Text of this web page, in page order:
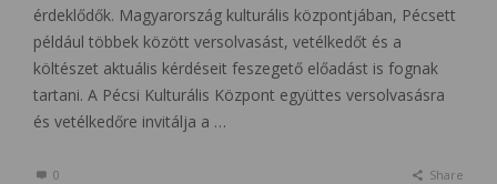
érdeklődők. Magyarország kulturális központjában, Pécsett
például többek között versolvasást, vetélkedőt és a
költészet aktuális kérdéseit feszegető előadást is fognak
tartani. A Pécsi Kulturális Központ együttes versolvasásra
és vetélkedőre invitálja a …
0 Share